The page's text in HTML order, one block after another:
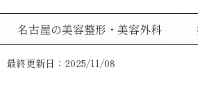
名古屋の美容整形・美容外科
最終更新日：2025/11/08